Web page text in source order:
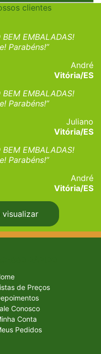
clientes
EMBALADAS!
Parabéns!”
André
Vitória/ES
EMBALADAS!
Parabéns!”
Juliano
Vitória/ES
EMBALADAS!
Parabéns!”
André
Vitória/ES
visualizar
de Preços
Conosco
Conta
Pedidos